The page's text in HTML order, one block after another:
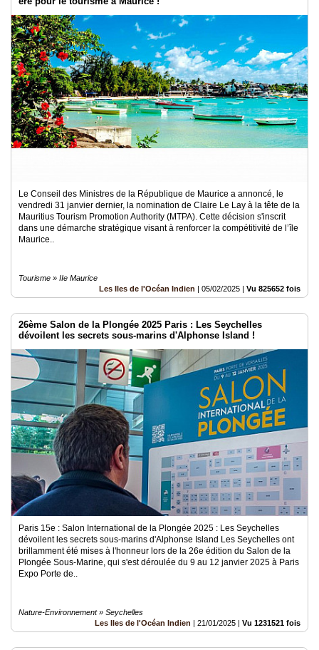
Le Conseil des Ministres de la République de Maurice a annoncé, le
vendredi 31 janvier dernier, la nomination de Claire Le Lay à la tête de la
Mauritius Tourism Promotion Authority (MTPA). Cette décision s'inscrit
dans une démarche stratégique visant à renforcer la compétitivité de l’île
Maurice..
Tourisme » IIe Maurice
Les Iles de l'Océan Indien | 05/02/2025 | Vu 825652 fois
26ème Salon de la Plongée 2025 Paris : Les Seychelles
dévoilent les secrets sous-marins d'Alphonse Island !
Paris 15e : Salon International de la Plongée 2025 : Les Seychelles
dévoilent les secrets sous-marins d'Alphonse Island Les Seychelles ont
brillamment été mises à l'honneur lors de la 26e édition du Salon de la
Plongée Sous-Marine, qui s'est déroulée du 9 au 12 janvier 2025 à Paris
Expo Porte de..
Nature-Environnement » Seychelles
Les Iles de l'Océan Indien | 21/01/2025 | Vu 1231521 fois